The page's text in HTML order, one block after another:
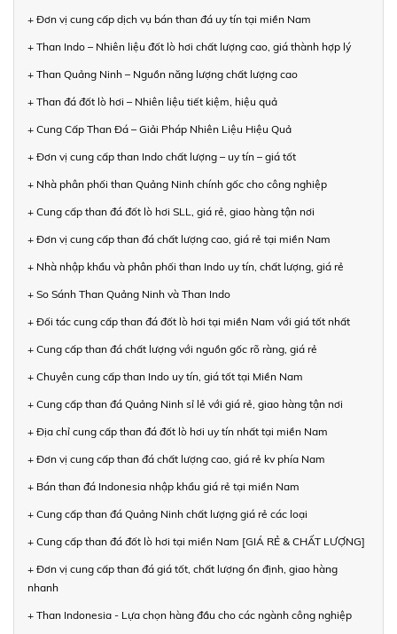
+ Đơn vị cung cấp dịch vụ bán than đá uy tín tại miền Nam
+ Than Indo – Nhiên liệu đốt lò hơi chất lượng cao, giá thành hợp lý
+ Than Quảng Ninh – Nguồn năng lượng chất lượng cao
+ Than đá đốt lò hơi – Nhiên liệu tiết kiệm, hiệu quả
+ Cung Cấp Than Đá – Giải Pháp Nhiên Liệu Hiệu Quả
+ Đơn vị cung cấp than Indo chất lượng – uy tín – giá tốt
+ Nhà phân phối than Quảng Ninh chính gốc cho công nghiệp
+ Cung cấp than đá đốt lò hơi SLL, giá rẻ, giao hàng tận nơi
+ Đơn vị cung cấp than đá chất lượng cao, giá rẻ tại miền Nam
+ Nhà nhập khẩu và phân phối than Indo uy tín, chất lượng, giá rẻ
+ So Sánh Than Quảng Ninh và Than Indo
+ Đối tác cung cấp than đá đốt lò hơi tại miền Nam với giá tốt nhất
+ Cung cấp than đá chất lượng với nguồn gốc rõ ràng, giá rẻ
+ Chuyên cung cấp than Indo uy tín, giá tốt tại Miền Nam
+ Cung cấp than đá Quảng Ninh sỉ lẻ với giá rẻ, giao hàng tận nơi
+ Địa chỉ cung cấp than đá đốt lò hơi uy tín nhất tại miền Nam
+ Đơn vị cung cấp than đá chất lượng cao, giá rẻ kv phía Nam
+ Bán than đá Indonesia nhập khẩu giá rẻ tại miền Nam
+ Cung cấp than đá Quảng Ninh chất lượng giá rẻ các loại
+ Cung cấp than đá đốt lò hơi tại miền Nam [GIÁ RẺ & CHẤT LƯỢNG]
+ Đơn vị cung cấp than đá giá tốt, chất lượng ổn định, giao hàng
nhanh
+ Than Indonesia - Lựa chọn hàng đầu cho các ngành công nghiệp